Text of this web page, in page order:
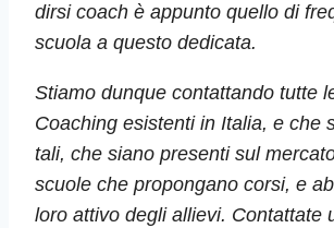
dirsi coach è appunto quello di
scuola a questo dedicata.
Stiamo dunque contattando tutte
Coaching esistenti in Italia, e che
tali, che siano presenti sul
scuole che propongano corsi, e
loro attivo degli allievi. Contattate